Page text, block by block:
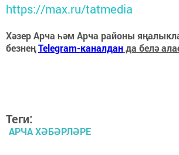
https://max.ru/tatmedia
Хәзер Арча һәм Арча районы
безнеңTelegram-каналданда белә
Теги:
АРЧА ХӘБӘРЛӘРЕ